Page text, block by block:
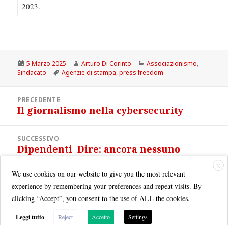
2023.
Scritto
il
5 Marzo 2025 Autore
Arturo Di Corinto Categorie
Associazionismo,
Sindacato
Tag
Agenzie di stampa,press freedom
articoliPRECEDENTE
Articolo
Il giornalismo nella cybersecurity
SUCCESSIVO
Articolo
Dipendenti Dire: ancora nessuno
X
We use cookies on our website to give you the most relevant
experience by remembering your preferences and repeat visits. By
clicking “Accept”, you consent to the use of ALL the cookies.
Leggi tutto Reject Accetto Settings